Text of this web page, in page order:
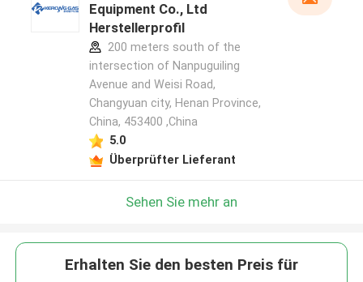
Equipment Co., Ltd
Herstellerprofil
200 meters south of the
intersection of Nanpuguiling
Avenue and Weisi Road,
Changyuan city, Henan Province,
China, 453400 ,China
5.0
Überprüfter Lieferant
Sehen Sie mehr an
Erhalten Sie den besten Preis für